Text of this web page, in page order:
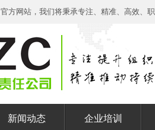
方网站，我们将秉承专注、精准、高效、
新闻动态 企业培训